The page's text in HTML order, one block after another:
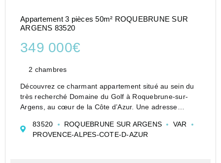
Appartement 3 pièces 50m² ROQUEBRUNE SUR
ARGENS 83520
349 000€
2 chambres
Découvrez ce charmant appartement situé au sein du
très recherché Domaine du Golf à Roquebrune-sur-
Argens, au cœur de la Côte d’Azur. Une adresse
nature et parcours de golf.
Prêt à emménager, ce bien...
83520 ROQUEBRUNE SUR ARGENS
VAR
PROVENCE-ALPES-COTE-D-AZUR